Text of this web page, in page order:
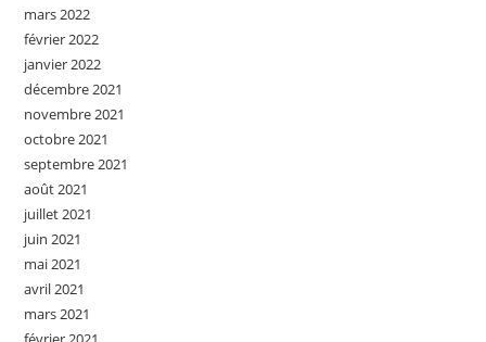
mars 2022
février 2022
janvier 2022
décembre 2021
novembre 2021
octobre 2021
septembre 2021
août 2021
juillet 2021
juin 2021
mai 2021
avril 2021
mars 2021